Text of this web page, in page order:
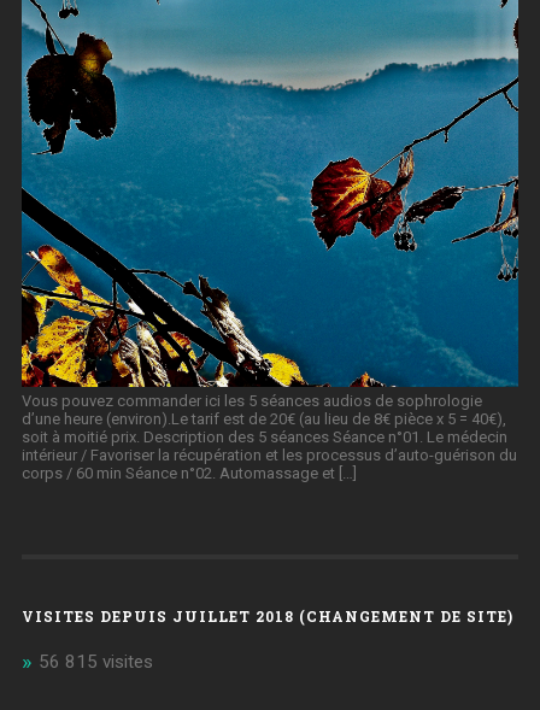
Vous pouvez commander ici les 5 séances audios de sophrologie
d’une heure (environ).Le tarif est de 20€ (au lieu de 8€ pièce x 5 = 40€),
soit à moitié prix. Description des 5 séances Séance n°01. Le médecin
intérieur / Favoriser la récupération et les processus d’auto-guérison du
corps / 60 min Séance n°02. Automassage et […]
VISITES DEPUIS JUILLET 2018 (CHANGEMENT DE SITE)
56 815 visites